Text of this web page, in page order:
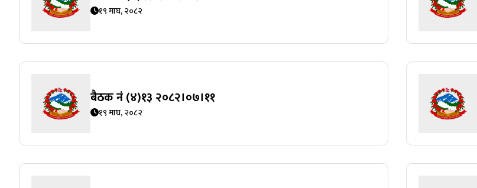
१९ माघ, २०८२
बैठक नं (४)१३ २०८२।०७।११
१९ माघ, २०८२